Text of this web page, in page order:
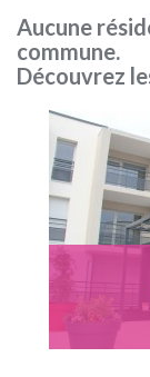
Aucune
commune.
Découvrez